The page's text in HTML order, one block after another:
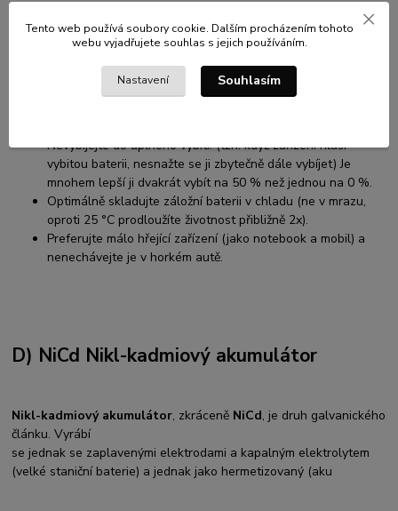
Jak prodloužit životnost
Nenechávejte zbytečně dlouho plně nabité nebo úplné
vybité baterie stát.
Nevybíjejte do úplného vybití. (tzn. když zařízení hlásí
vybitou baterii, nesnažte se ji zbytečně dále vybíjet) Je
mnohem lepší ji dvakrát vybít na 50 % než jednou na 0 %.
Optimálně skladujte záložní baterii v chladu (ne v mrazu,
oproti 25 °C prodloužíte životnost přibližně 2x).
Preferujte málo hřející zařízení (jako notebook a mobil) a
nenechávejte je v horkém autě.
D) NiCd Nikl-kadmiový akumulátor
Nikl-kadmiový akumulátor, zkráceně NiCd, je druh galvanického
článku. Vyrábí
se jednak se zaplavenými elektrodami a kapalným elektrolytem
(velké staniční baterie) a jednak jako hermetizovaný (aku
Tento web používá soubory cookie. Dalším procházením tohoto
webu vyjadřujete souhlas s jejich používáním.
Nastavení Souhlasím